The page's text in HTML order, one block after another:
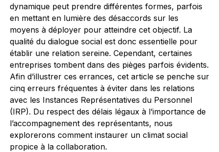
dynamique peut prendre différentes formes, parfois
en mettant en lumière des désaccords sur les
moyens à déployer pour atteindre cet objectif. La
qualité du dialogue social est donc essentielle pour
établir une relation sereine. Cependant, certaines
entreprises tombent dans des pièges parfois évidents.
Afin d’illustrer ces errances, cet article se penche sur
cinq erreurs fréquentes à éviter dans les relations
avec les Instances Représentatives du Personnel
(IRP). Du respect des délais légaux à l’importance de
l’accompagnement des représentants, nous
explorerons comment instaurer un climat social
propice à la collaboration.